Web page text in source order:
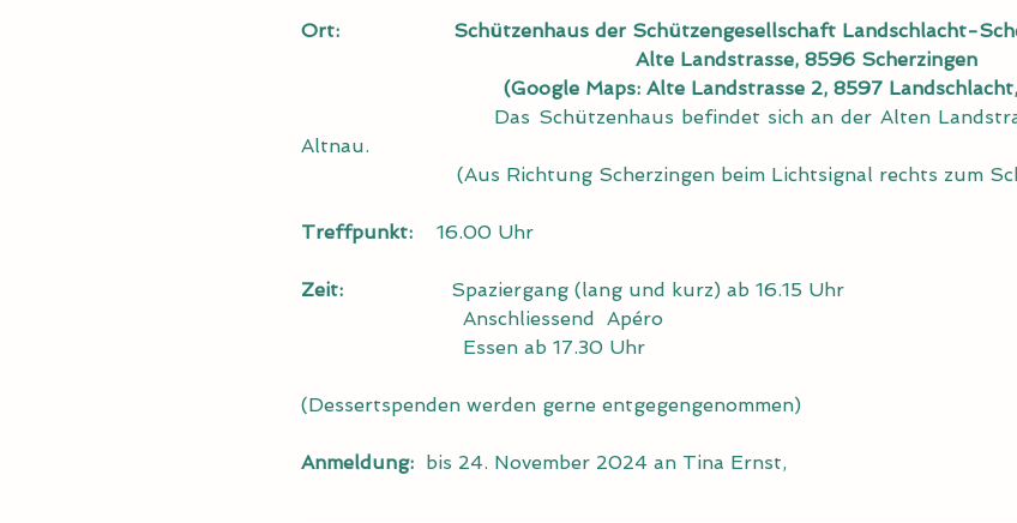
Ort:
Schützenhaus der Schützengesellschaft Landschlacht-
Alte Landstrasse, 8596 Scherzingen
(Google Maps: Alte Landstrasse 2, 8597
Das Schützenhaus befindet sich an der Alten Landstrasse
Altnau.
(Aus Richtung Scherzingen beim Lichtsignal rechts zum
Treffpunkt: 16.00 Uhr
Zeit: Spaziergang (lang und kurz) ab 16.15 Uhr
Anschliessend  Apéro
Essen ab 17.30 Uhr
(Dessertspenden werden gerne entgegengenommen)
Anmeldung: bis 24. November 2024 an Tina Ernst,